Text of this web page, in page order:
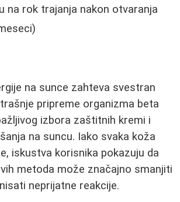
na rok trajanja nakon otvaranja
na sunce zahteva svestran
pripreme organizma beta
izbora zaštitnih kremi i
na suncu. Iako svaka koža
iskustva korisnika pokazuju da
metoda može značajno smanjiti
neprijatne reakcije.